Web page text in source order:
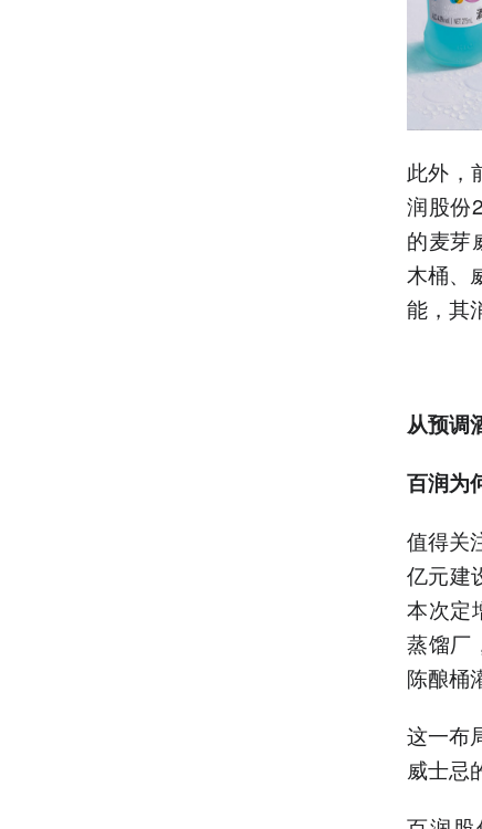
此外，
润股份
的麦芽
木桶、
能，其
从预调
百润为
值得关
亿元建
本次定
蒸馏厂
陈酿桶
这一布
威士忌